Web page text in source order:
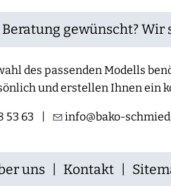
Beratung gewünscht? Wir
des passenden Modells
und erstellen Ihnen ein
53 63 | info@bako-
uns| Kontakt|